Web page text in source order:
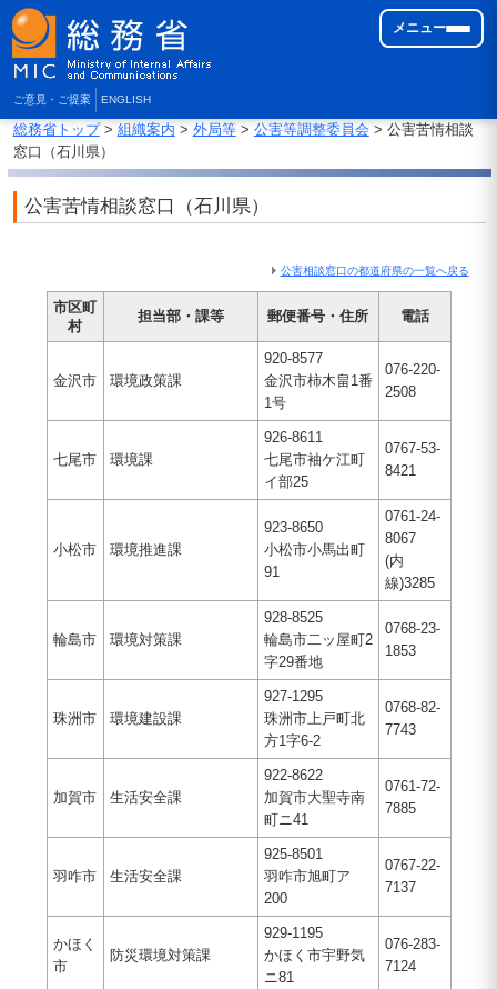
ご意見・ご提案 ENGLISH
メニュー
総務省トップ> 組織案内 > 外局等> 公害等調整委員会 > 公害苦情相談
窓口（石川県）
公害苦情相談窓口（石川県）
公害相談窓口の都道府県の一覧へ戻る
市区町
村
担当部・課等 郵便番号・住所 電話
金沢市 環境政策課
920-8577
金沢市柿木畠1番
1号
076-220-
2508
七尾市 環境課
926-8611
七尾市袖ケ江町
イ部25
0767-53-
8421
小松市 環境推進課
923-8650
小松市小馬出町
91
0761-24-
8067
(内
線)3285
輪島市 環境対策課
928-8525
輪島市二ッ屋町2
字29番地
0768-23-
1853
珠洲市 環境建設課
927-1295
珠洲市上戸町北
方1字6-2
0768-82-
7743
加賀市 生活安全課
922-8622
加賀市大聖寺南
町ニ41
0761-72-
7885
羽咋市 生活安全課
925-8501
羽咋市旭町ア
200
0767-22-
7137
かほく
市
防災環境対策課
929-1195
かほく市宇野気
ニ81
076-283-
7124